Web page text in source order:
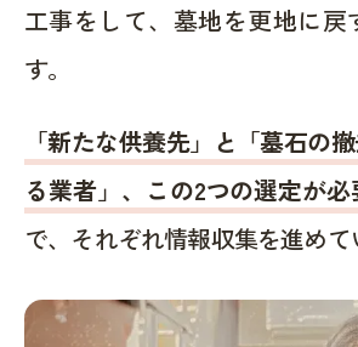
工事をして、墓地を更地に戻
す。
「新たな供養先」と「墓石の
る業者」、この2つの選定が
で、それぞれ情報収集を進めて